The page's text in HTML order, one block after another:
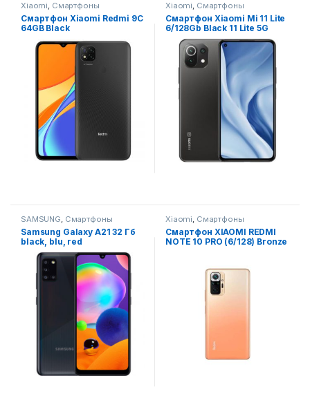
Xiaomi, Смартфоны
Смартфон Xiaomi Redmi 9C
64GB Black
Xiaomi, Смартфоны
Смартфон Xiaomi Mi 11 Lite
6/128Gb Black 11 Lite 5G
6/128gb black
SAMSUNG, Смартфоны
Samsung Galaxy A21 32 Гб
black, blu, red
Xiaomi, Смартфоны
Смартфон XIAOMI REDMI
NOTE 10 PRO (6/128) Bronze